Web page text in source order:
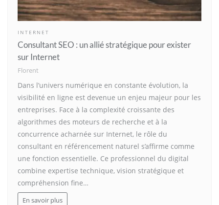
INTERNET
Consultant SEO : un allié stratégique pour exister
sur Internet
Florent
Dans l’univers numérique en constante évolution, la
visibilité en ligne est devenue un enjeu majeur pour les
entreprises. Face à la complexité croissante des
algorithmes des moteurs de recherche et à la
concurrence acharnée sur Internet, le rôle du
consultant en référencement naturel s’affirme comme
une fonction essentielle. Ce professionnel du digital
combine expertise technique, vision stratégique et
compréhension fine…
En savoir plus